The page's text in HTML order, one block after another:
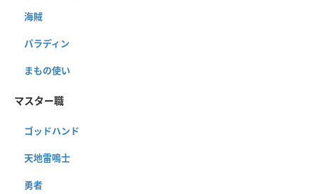
海賊
パラディン
まもの使い
マスター職
ゴッドハンド
天地雷鳴士
勇者